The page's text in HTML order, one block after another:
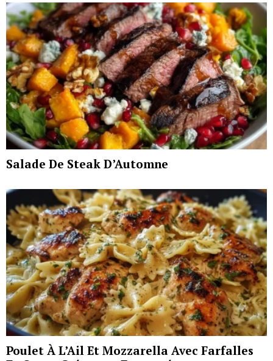
Salade De Steak D’Automne
Poulet À L’Ail Et Mozzarella Avec Farfalles